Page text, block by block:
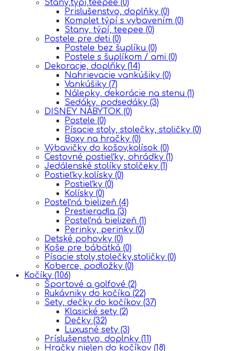
Stany,týpí,teepee (0)
Prislušenstvo, doplňky (0)
Komplet týpí s vybavením (0)
Stany, týpí, teepee (0)
Postele pre deti (0)
Postele bez šuplíku (0)
Postele s šuplíkom / ami (0)
Dekoracje, doplňky (14)
Nahrievacie vankúšiky (0)
Vankúšiky (7)
Nálepky, dekorácie na stenu (1)
Sedáky, podsedáky (3)
DISNEY NÁBYTOK (0)
Postele (0)
Písacie stoly, stolečky, stoličky (0)
Boxy na hračky (0)
Výbavičky do košov,kolísok (0)
Cestovné postieľky, ohrádky (1)
Jedálenské stolíky stolčeky (1)
Postieľky,kolísky (0)
Postieľky (0)
Kolísky (0)
Posteľná bielizeň (4)
Prestieradla (3)
Posteľná bielizeň (1)
Perinky, perinky (0)
Detské pohovky (0)
Koše pre bábätká (0)
Písacie stoly,stolečky,stoličky (0)
Koberce, podložky (0)
Kočíky (106)
Športové a golfové (2)
Rukávniky do kočíka (22)
Sety, dečky do kočíkov (37)
Klasické sety (2)
Dečky (32)
Luxusné sety (3)
Príslušenstvo, doplnky (11)
Hračky nielen do kočíkov (18)